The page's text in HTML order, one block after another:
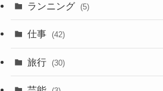
ランニング (5)
仕事 (42)
旅行 (30)